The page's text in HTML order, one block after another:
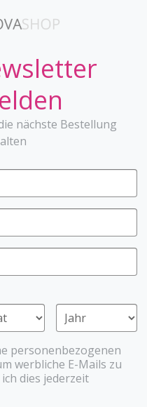
nächste Bestellung
personenbezogenen
werbliche E-Mails zu
dies jederzeit